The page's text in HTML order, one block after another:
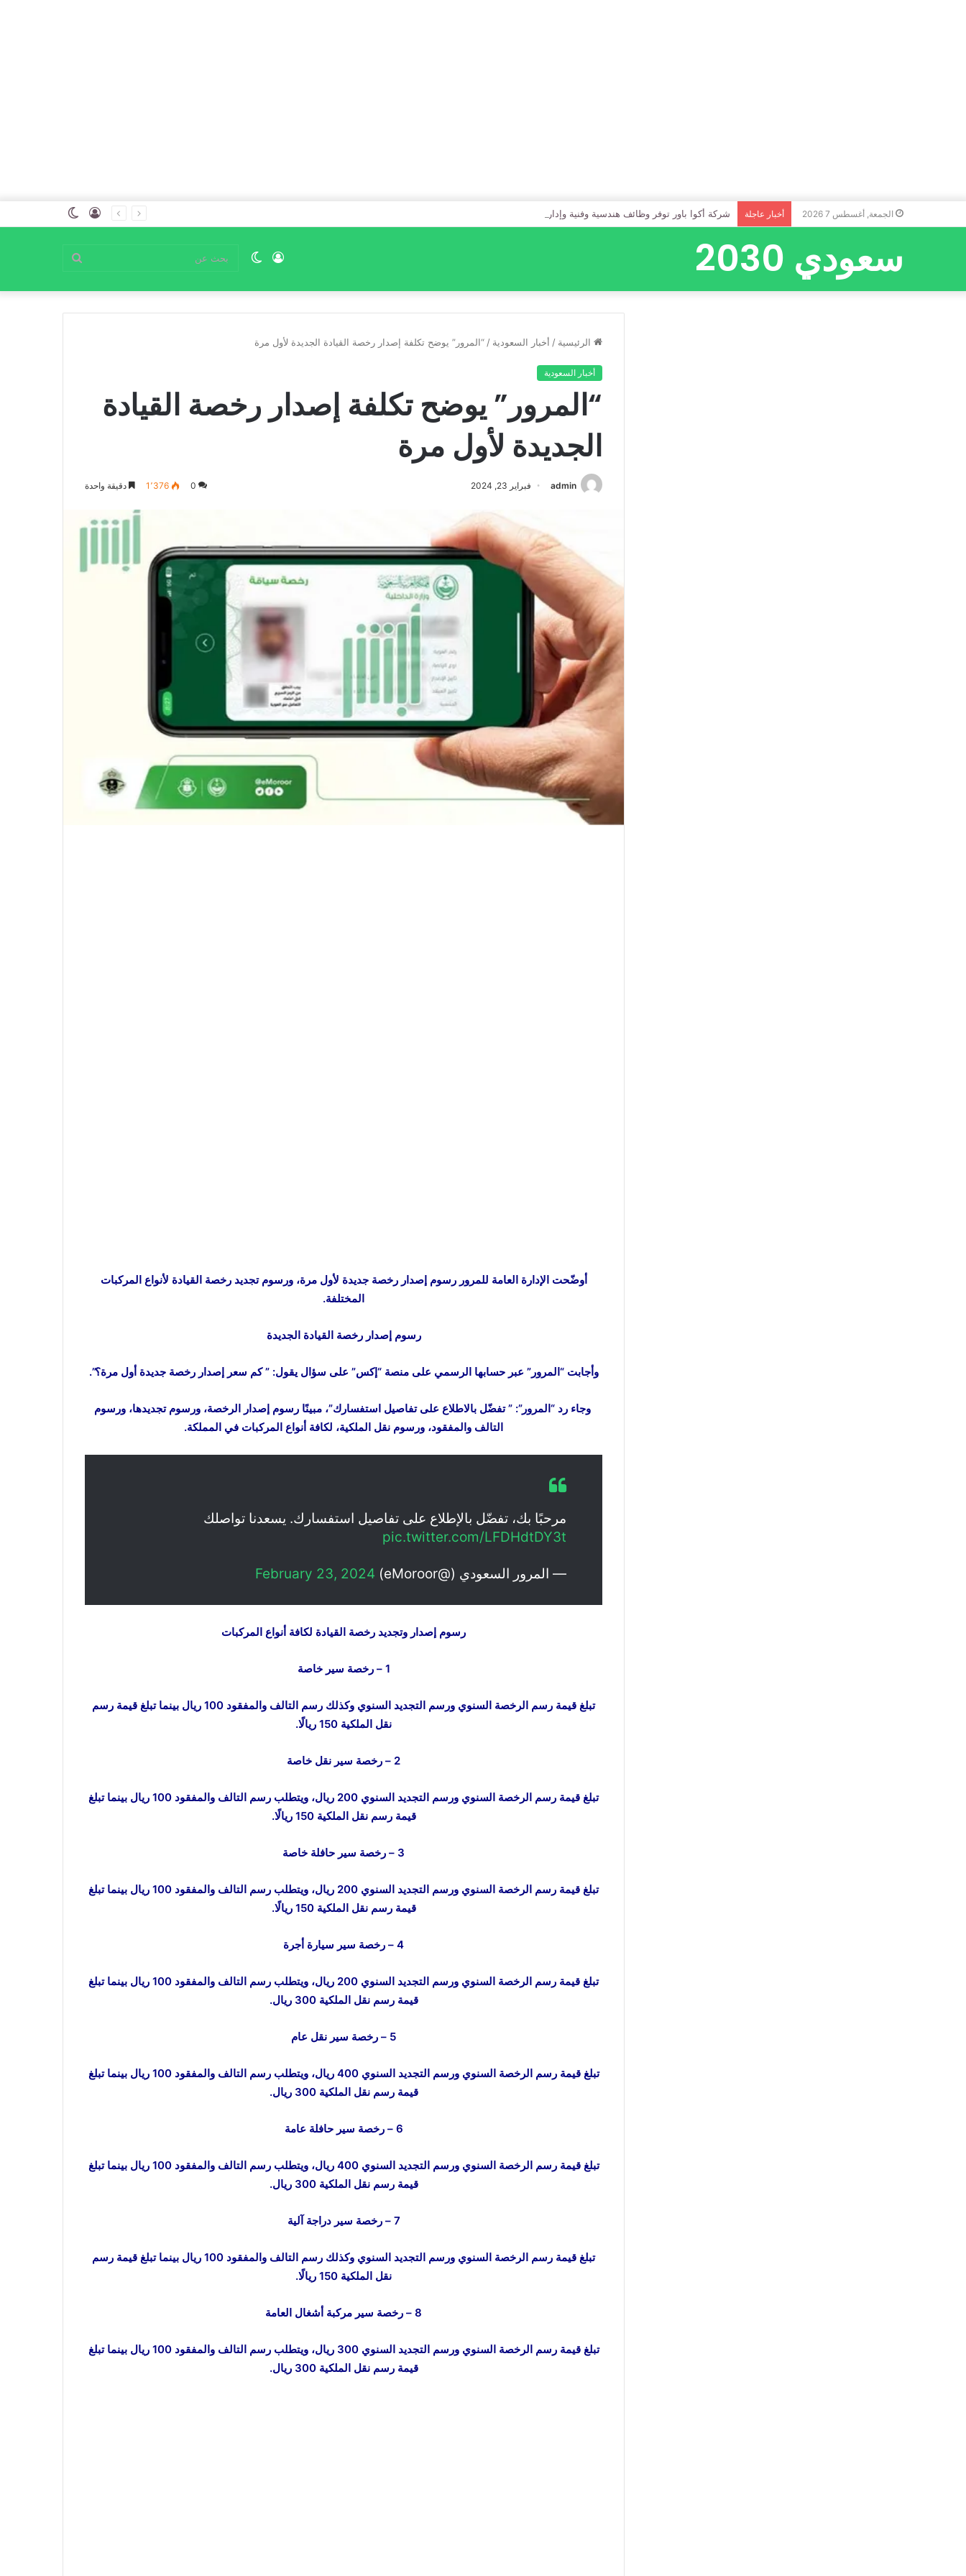
الجمعة, أغسطس 7 2026 أخبار عاجلة شركة أكوا باور توفر وظائف هندسية وفنية وإدارية متاحة في عدة مناطق بالمملكة
تسجيل
سعودي 2030 الوضع تسجيل
الرئيسية / أخبار السعودية / “المرور” يوضح تكلفة إصدار رخصة القيادة الجديدة لأول مرة
أخبار السعودية
“المرور” يوضح تكلفة إصدار رخصة القيادة
الجديدة لأول مرة
admin فبراير 23, 2024 0 1٬376 دقيقة واحدة
أوضّحت الإدارة العامة للمرور رسوم إصدار رخصة جديدة لأول مرة، ورسوم تجديد رخصة القيادة لأنواع المركبات
المختلفة.
رسوم إصدار رخصة القيادة الجديدة
وأجابت “المرور” عبر حسابها الرسمي على منصة “إكس” على سؤال يقول: ” كم سعر إصدار رخصة جديدة أول مرة؟”.
وجاء رد “المرور”: ” تفضّل بالاطلاع على تفاصيل استفسارك”، مبينًا رسوم إصدار الرخصة، ورسوم تجديدها، ورسوم
التالف والمفقود، ورسوم نقل الملكية، لكافة أنواع المركبات في المملكة.
مرحبًا بك، تفضّل بالإطلاع على تفاصيل استفسارك. يسعدنا تواصلك
pic.twitter.com/LFDHdtDY3t
— المرور السعودي (@eMoroor) February 23, 2024
رسوم إصدار وتجديد رخصة القيادة لكافة أنواع المركبات
1 – رخصة سير خاصة
تبلغ قيمة رسم الرخصة السنوي ورسم التجديد السنوي وكذلك رسم التالف والمفقود 100 ريال بينما تبلغ قيمة رسم
نقل الملكية 150 ريالًا.
2 – رخصة سير نقل خاصة
تبلغ قيمة رسم الرخصة السنوي ورسم التجديد السنوي 200 ريال، ويتطلب رسم التالف والمفقود 100 ريال بينما تبلغ
قيمة رسم نقل الملكية 150 ريالًا.
3 – رخصة سير حافلة خاصة
تبلغ قيمة رسم الرخصة السنوي ورسم التجديد السنوي 200 ريال، ويتطلب رسم التالف والمفقود 100 ريال بينما تبلغ
قيمة رسم نقل الملكية 150 ريالًا.
4 – رخصة سير سيارة أجرة
تبلغ قيمة رسم الرخصة السنوي ورسم التجديد السنوي 200 ريال، ويتطلب رسم التالف والمفقود 100 ريال بينما تبلغ
قيمة رسم نقل الملكية 300 ريال.
5 – رخصة سير نقل عام
تبلغ قيمة رسم الرخصة السنوي ورسم التجديد السنوي 400 ريال، ويتطلب رسم التالف والمفقود 100 ريال بينما تبلغ
قيمة رسم نقل الملكية 300 ريال.
6 – رخصة سير حافلة عامة
تبلغ قيمة رسم الرخصة السنوي ورسم التجديد السنوي 400 ريال، ويتطلب رسم التالف والمفقود 100 ريال بينما تبلغ
قيمة رسم نقل الملكية 300 ريال.
7 – رخصة سير دراجة آلية
تبلغ قيمة رسم الرخصة السنوي ورسم التجديد السنوي وكذلك رسم التالف والمفقود 100 ريال بينما تبلغ قيمة رسم
نقل الملكية 150 ريالًا.
8 – رخصة سير مركبة أشغال العامة
تبلغ قيمة رسم الرخصة السنوي ورسم التجديد السنوي 300 ريال، ويتطلب رسم التالف والمفقود 100 ريال بينما تبلغ
قيمة رسم نقل الملكية 300 ريال.